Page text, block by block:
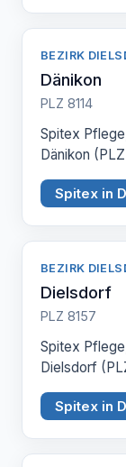
BEZIRK
Dänikon
PLZ 8114
Spitex
Dänikon (PLZ
Spitex in
BEZIRK
Dielsdorf
PLZ 8157
Spitex
Dielsdorf
Spitex in